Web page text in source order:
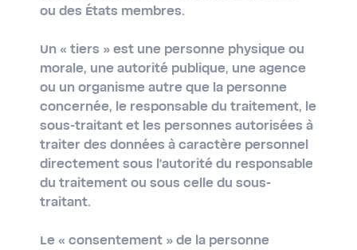
ou des États membres.
Un « tiers » est une personne physique ou
morale, une autorité publique, une agence
ou un organisme autre que la personne
concernée, le responsable du traitement, le
sous-traitant et les personnes autorisées à
traiter des données à caractère personnel
directement sous l'autorité du responsable
du traitement ou sous celle du sous-
traitant.
Le « consentement » de la personne